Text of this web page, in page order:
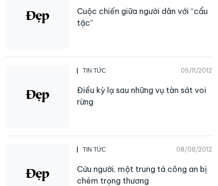
Cuộc chiến giữa người dân với “cẩu
tặc”
TIN TỨC 05/11/2012
Điều kỳ lạ sau những vụ tàn sát voi
rừng
TIN TỨC 08/08/2012
Cứu người, một trung tá công an bị
chém trọng thương